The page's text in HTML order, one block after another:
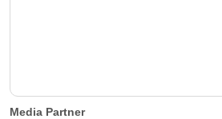
Media Partner